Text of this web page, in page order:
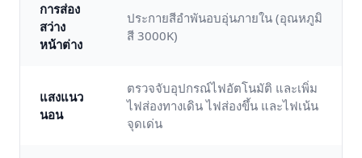
การส่อง
สว่าง
หน้าต่าง
ประกายสีอำพันอบอุ่นภายใน (อุณหภูมิ
สี 3000K)
แสงแนว
นอน
ตรวจจับอุปกรณ์ไฟอัตโนมัติ และเพิ่ม
ไฟส่องทางเดิน ไฟส่องขึ้น และไฟเน้น
จุดเด่น